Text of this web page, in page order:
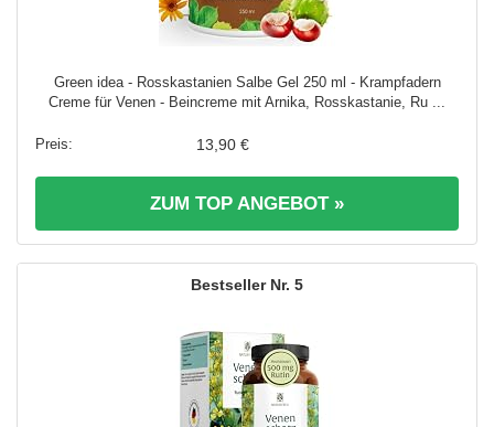
Green idea - Rosskastanien Salbe Gel 250 ml - Krampfadern
Creme für Venen - Beincreme mit Arnika, Rosskastanie, Ru ...
13,90 €
ZUM TOP ANGEBOT »
5